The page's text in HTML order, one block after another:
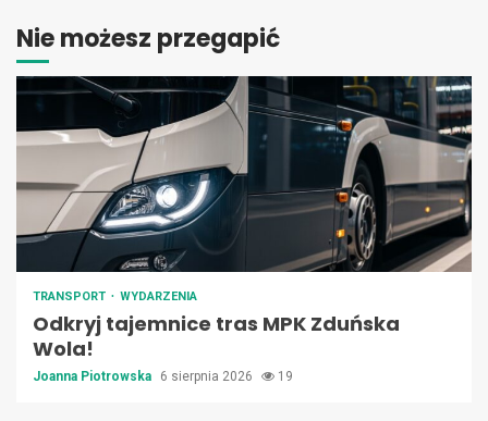
Nie możesz przegapić
TRANSPORT WYDARZENIA
Odkryj tajemnice tras MPK Zduńska
Wola!
Joanna Piotrowska 6 sierpnia 2026 19